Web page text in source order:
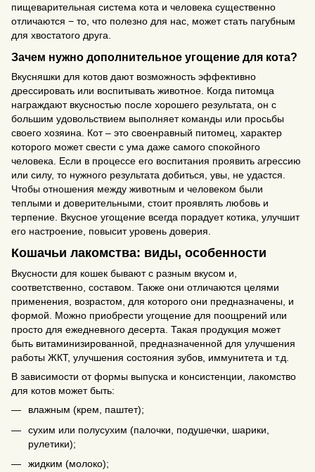
пищеварительная система кота и человека существенно
отличаются − то, что полезно для нас, может стать пагубным
для хвостатого друга.
Зачем нужно дополнительное угощение для кота?
Вкусняшки для котов дают возможность эффективно
дрессировать или воспитывать животное. Когда питомца
награждают вкусностью после хорошего результата, он с
большим удовольствием выполняет команды или просьбы
своего хозяина. Кот – это своенравный питомец, характер
которого может свести с ума даже самого спокойного
человека. Если в процессе его воспитания проявить агрессию
или силу, то нужного результата добиться, увы, не удастся.
Чтобы отношения между животным и человеком были
теплыми и доверительными, стоит проявлять любовь и
терпение. Вкусное угощение всегда порадует котика, улучшит
его настроение, повысит уровень доверия.
Кошачьи лакомства: виды, особенности
Вкусности для кошек бывают с разным вкусом и,
соответственно, составом. Также они отличаются целями
применения, возрастом, для которого они предназначены, и
формой. Можно приобрести угощение для поощрений или
просто для ежедневного десерта. Такая продукция может
быть витаминизированной, предназначенной для улучшения
работы ЖКТ, улучшения состояния зубов, иммунитета и т.д.
В зависимости от формы выпуска и консистенции, лакомство
для котов может быть:
влажным (крем, паштет);
сухим или полусухим (палочки, подушечки, шарики,
рулетики);
жидким (молоко);